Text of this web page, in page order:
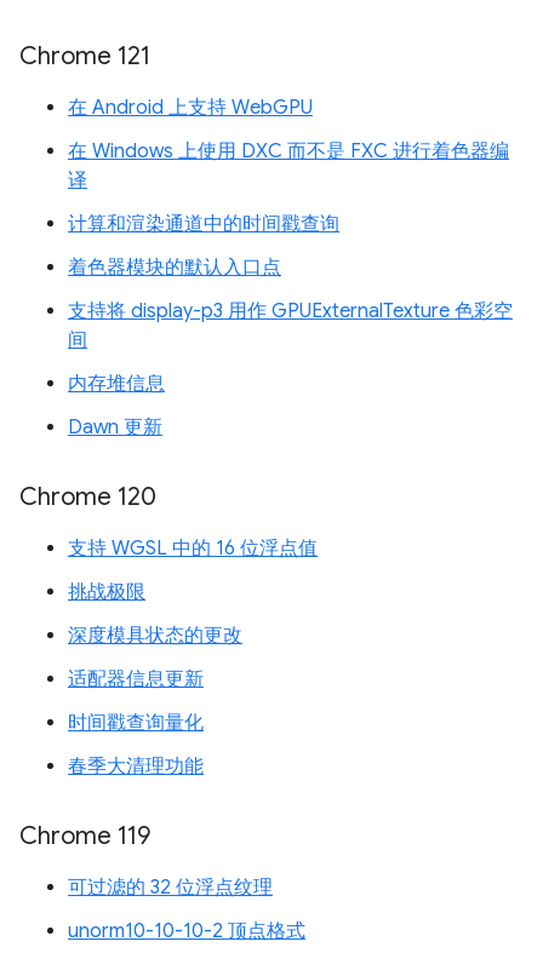
Chrome 121
在 Android 上支持 WebGPU
在 Windows 上使用 DXC 而不是 FXC 进行着色器编
译
计算和渲染通道中的时间戳查询
着色器模块的默认入口点
支持将 display-p3 用作 GPUExternalTexture 色彩空
间
内存堆信息
Dawn 更新
Chrome 120
支持 WGSL 中的 16 位浮点值
挑战极限
深度模具状态的更改
适配器信息更新
时间戳查询量化
春季大清理功能
Chrome 119
可过滤的 32 位浮点纹理
unorm10-10-10-2 顶点格式